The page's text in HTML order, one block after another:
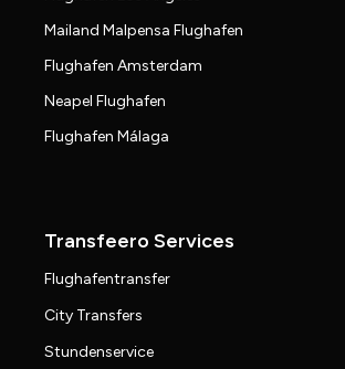
Mailand Malpensa Flughafen
Flughafen Amsterdam
Neapel Flughafen
Flughafen Málaga
Transfeero Services
Flughafentransfer
City Transfers
Stundenservice